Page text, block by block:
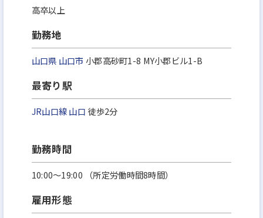
高卒以上
勤務地
山口県 山口市 小郡高砂町1-8 MY小郡ビル1-B
最寄り駅
JR山口線山口 徒歩2分
勤務時間
10:00～19:00 （所定労働時間8時間）
雇用形態